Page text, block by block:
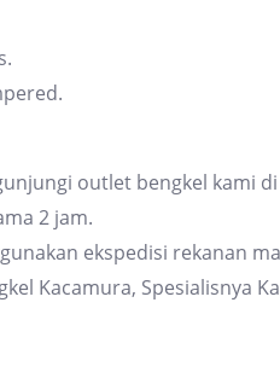
outlet bengkel kami
2 jam.
ekspedisi rekanan
Kacamura, Spesialisnya